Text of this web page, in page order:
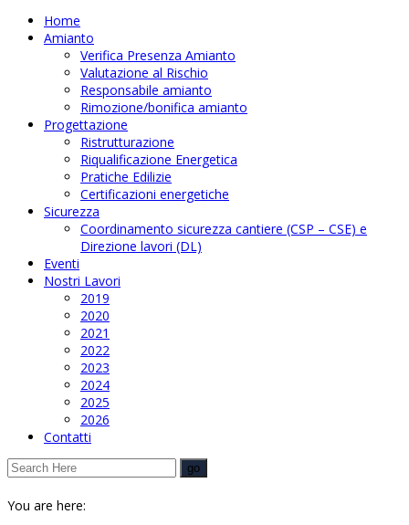
Home
Amianto
Verifica Presenza Amianto
Valutazione al Rischio
Responsabile amianto
Rimozione/bonifica amianto
Progettazione
Ristrutturazione
Riqualificazione Energetica
Pratiche Edilizie
Certificazioni energetiche
Sicurezza
Coordinamento sicurezza cantiere (CSP – CSE) e
Direzione lavori (DL)
Eventi
Nostri Lavori
2019
2020
2021
2022
2023
2024
2025
2026
Contatti
You are here: